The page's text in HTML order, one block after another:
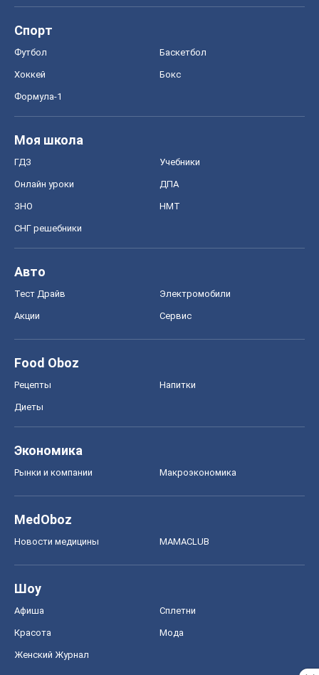
Спорт
Футбол Баскетбол
Хоккей Бокс
Формула-1
Моя школа
ГДЗ Учебники
Онлайн уроки ДПА
ЗНО НМТ
СНГ решебники
Авто
Тест Драйв Электромобили
Акции Сервис
Food Oboz
Рецепты Напитки
Диеты
Экономика
Рынки и компании Mакроэкономика
MedOboz
Новости медицины MAMACLUB
Шоу
Афиша Сплетни
Красота Мода
Женский Журнал